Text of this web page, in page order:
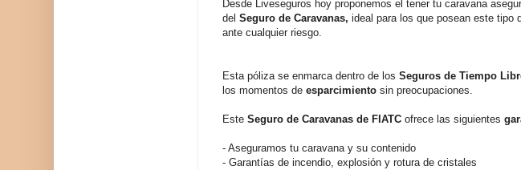
Desde Liveseguros hoy proponemos el tener tu caravana
del Seguro de Caravanas, ideal para los que posean este tipo
ante cualquier riesgo.
Esta póliza se enmarca dentro de los Seguros de Tiempo
los momentos de esparcimiento sin preocupaciones.
Este Seguro de Caravanas de FIATC ofrece las siguientes
- Aseguramos tu caravana y su contenido
- Garantías de incendio, explosión y rotura de cristales